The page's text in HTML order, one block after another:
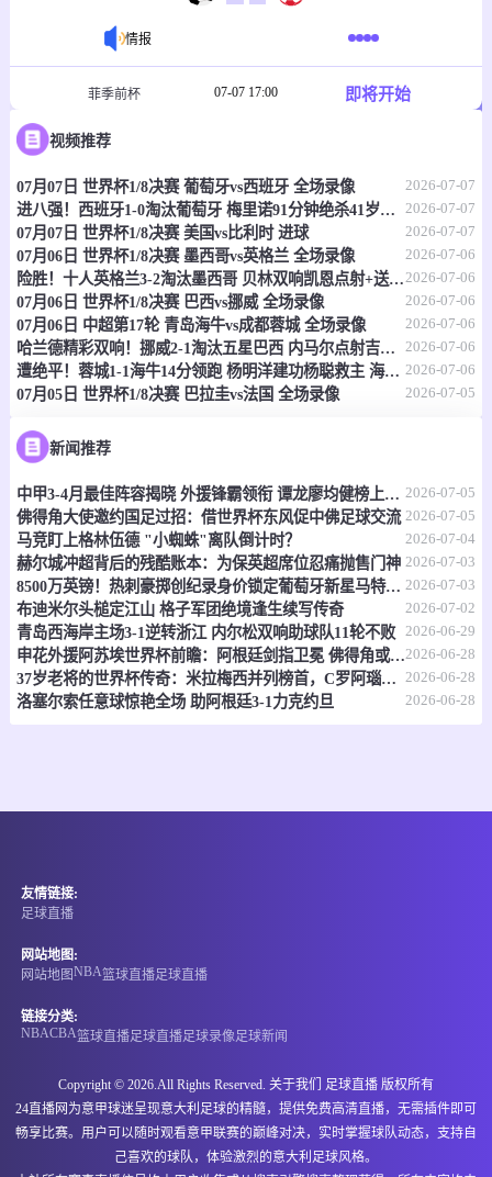
情报
菲季前杯 07-07 17:00 即将开始
塔玛劳斯
情报
澳首超 07-07 17:30 即将开始
莫纳洛黑豹 0 - 0 昆比亚城市
情报
澳昆超 07-07 17:30 即将开始
黄金海岸骑士
情报
澳昆超 07-07 17:30 即将开始
黄金海岸骑士 0 - 0 昆士兰狮队
情报
澳亚U23 07-07 17:30 即将开始
缅甸U20
-
情报
澳足总 07-07 17:45 即将开始
视频推荐
07月07日 世界杯1/8决赛 葡萄牙vs西班牙 全场录像 2026-07-07
进八强！西班牙1-0淘汰葡萄牙 梅里诺91分钟绝杀41岁C罗最后一舞 2026-07-07
07月07日 世界杯1/8决赛 美国vs比利时 进球 2026-07-07
07月06日 世界杯1/8决赛 墨西哥vs英格兰 全场录像 2026-07-06
险胜！十人英格兰3-2淘汰墨西哥 贝林双响凯恩点射+送点宽萨直红 2026-07-06
07月06日 世界杯1/8决赛 巴西vs挪威 全场录像 2026-07-06
07月06日 中超第17轮 青岛海牛vs成都蓉城 全场录像 2026-07-06
哈兰德精彩双响！挪威2-1淘汰五星巴西 内马尔点射吉马良斯失点 2026-07-06
遭绝平！蓉城1-1海牛14分领跑 杨明洋建功杨聪救主 海牛仍倒数第3 2026-07-06
07月05日 世界杯1/8决赛 巴拉圭vs法国 全场录像 2026-07-05
新闻推荐
中甲3-4月最佳阵容揭晓 外援锋霸领衔 谭龙廖均健榜上有名 2026-07-05
佛得角大使邀约国足过招：借世界杯东风促中佛足球交流 2026-07-05
马竞盯上格林伍德 "小蜘蛛"离队倒计时？ 2026-07-04
赫尔城冲超背后的残酷账本：为保英超席位忍痛抛售门神 2026-07-03
8500万英镑！热刺豪掷创纪录身价锁定葡萄牙新星马特乌斯 2026-07-03
布迪米尔头槌定江山 格子军团绝境逢生续写传奇 2026-07-02
青岛西海岸主场3-1逆转浙江 内尔松双响助球队11轮不败 2026-06-29
申花外援阿苏埃世界杯前瞻：阿根廷剑指卫冕 佛得角或成黑马2026-06-28
37岁老将的世界杯传奇：米拉梅西并列榜首，C罗阿瑙紧随其后 2026-06-28
洛塞尔索任意球惊艳全场 助阿根廷3-1力克约旦 2026-06-28
友情链接:
足球直播
网站地图:
网站地图NBA篮球直播足球直播
链接分类:
NBACBA篮球直播足球直播足球录像 足球新闻
Copyright © 2026.All Rights Reserved. 关于我们 足球直播 版权所有
24直播网为意甲球迷呈现意大利足球的精髓，提供免费高清直播，无需插件即可
畅享比赛。用户可以随时观看意甲联赛的巅峰对决，实时掌握球队动态，支持自
己喜欢的球队，体验激烈的意大利足球风格。